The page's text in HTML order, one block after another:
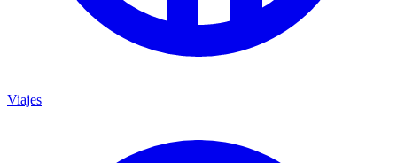
Viajes